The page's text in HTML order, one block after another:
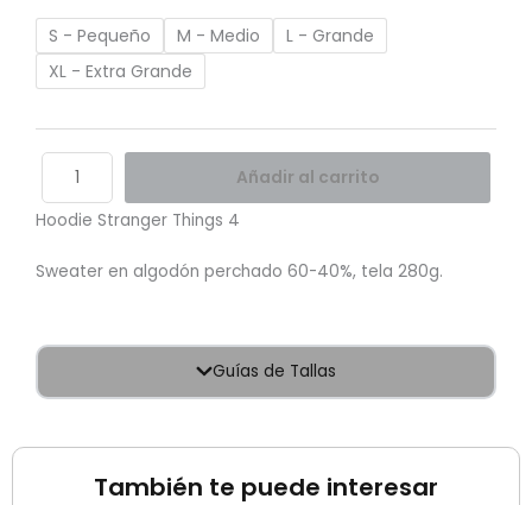
S - Pequeño M - Medio
L - Grande
XL - Extra Grande
Añadir al carrito
Hoodie Stranger Things 4
Sweater en algodón perchado 60-40%, tela 280g.
Guías de Tallas
También te puede interesar